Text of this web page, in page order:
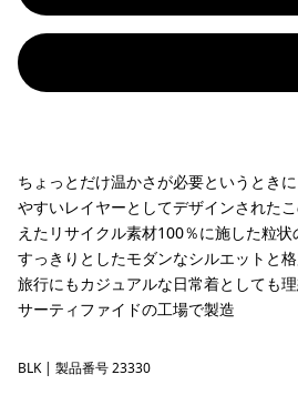
ちょっとだけ温かさが必要というとき
やすいレイヤーとしてデザインされた
えたリサイクル素材100％に施した粒状
すっきりとしたモダンなシルエットと格
旅行にもカジュアルな日常着としても
サーティファイドの工場で製造
Black
BLK | 製品番号 23330